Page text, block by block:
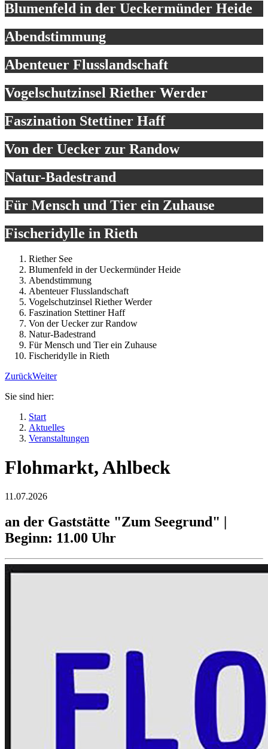
Blumenfeld in der Ueckermünder Heide
Abendstimmung
Abenteuer Flusslandschaft
Vogelschutzinsel Riether Werder
Faszination Stettiner Haff
Von der Uecker zur Randow
Natur-Badestrand
Für Mensch und Tier ein Zuhause
Fischeridylle in Rieth
Riether See
Blumenfeld in der Ueckermünder Heide
Abendstimmung
Abenteuer Flusslandschaft
Vogelschutzinsel Riether Werder
Faszination Stettiner Haff
Von der Uecker zur Randow
Natur-Badestrand
Für Mensch und Tier ein Zuhause
Fischeridylle in Rieth
ZurückWeiter
Sie sind hier:
Start
Aktuelles
Veranstaltungen
Flohmarkt, Ahlbeck
11.07.2026
an der Gaststätte "Zum Seegrund" |
Beginn: 11.00 Uhr